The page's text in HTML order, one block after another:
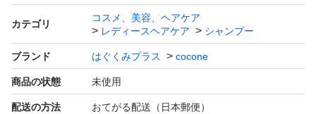
よろしくお願いいたします。
cocone クレイクリームシャンプー リペア 詰め替え 400g
ブランド：はぐくみプラス cocone
カテゴリ
コスメ、美容、ヘアケア
レディースヘアケア
シャンプー
ブランド はぐくみプラス cocone
商品の状態 未使用
配送の方法 おてがる配送（日本郵便）